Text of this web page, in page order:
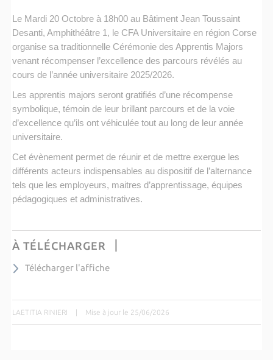
Le Mardi 20 Octobre à 18h00 au Bâtiment Jean Toussaint
Desanti, Amphithéâtre 1, le CFA Universitaire en région Corse
organise sa traditionnelle Cérémonie des Apprentis Majors
venant récompenser l’excellence des parcours révélés au
cours de l’année universitaire 2025/2026.
Les apprentis majors seront gratifiés d’une récompense
symbolique, témoin de leur brillant parcours et de la voie
d’excellence qu’ils ont véhiculée tout au long de leur année
universitaire.
Cet évènement permet de réunir et de mettre exergue les
différents acteurs indispensables au dispositif de l’alternance
tels que les employeurs, maitres d’apprentissage, équipes
pédagogiques et administratives.
À TÉLÉCHARGER
Télécharger l'affiche
LAETITIA RINIERI | Mise à jour le 25/06/2026